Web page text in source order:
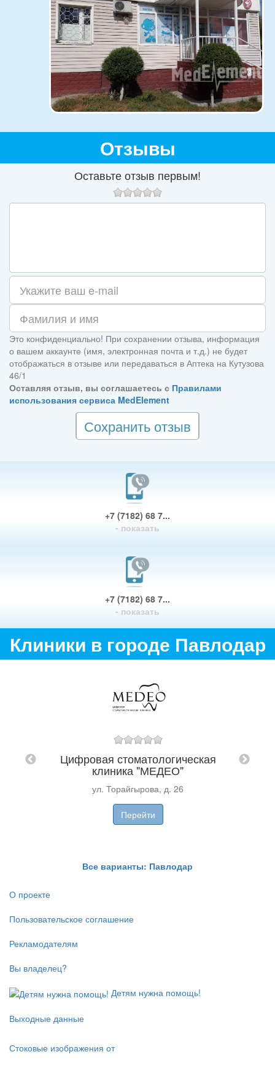
Отзывы
Оставьте отзыв первым!
Это конфиденциально! При сохранении отзыва, информация
о вашем аккаунте (имя, электронная почта и т.д.) не будет
отображаться в отзыве или передаваться в Аптека на Кутузова
46/1
Оставляя отзыв, вы соглашаетесь с Правилами
использования сервиса MedElement
Сохранить отзыв
+7 (7182) 68 7...
- показать
+7 (7182) 68 7...
- показать
Клиники в городе Павлодар
Цифровая стоматологическая
клиника "МЕДЕО"
ул. Торайгырова, д. 26
Перейти
Все варианты: Павлодар
О проекте
Пользовательское соглашение
Рекламодателям
Вы владелец?
Детям нужна помощь!
Выходные данные
Стоковые изображения от